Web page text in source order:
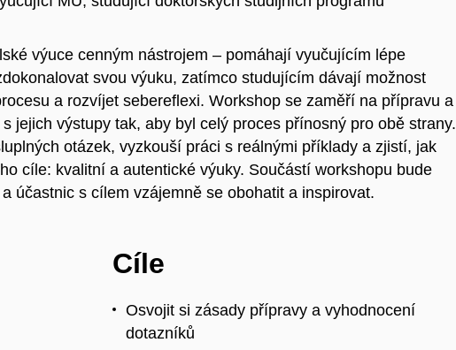
výuce cenným nástrojem – pomáhají vyučujícím lépe
svou výuku, zatímco studujícím dávají možnost
a rozvíjet sebereflexi. Workshop se zaměří na přípravu a
jejich výstupy tak, aby byl celý proces přínosný pro obě strany.
otázek, vyzkouší práci s reálnými příklady a zjistí, jak
cíle: kvalitní a autentické výuky. Součástí workshopu bude
účastnic s cílem vzájemně se obohatit a inspirovat.
Cíle
Osvojit si zásady přípravy a vyhodnocení
dotazníků